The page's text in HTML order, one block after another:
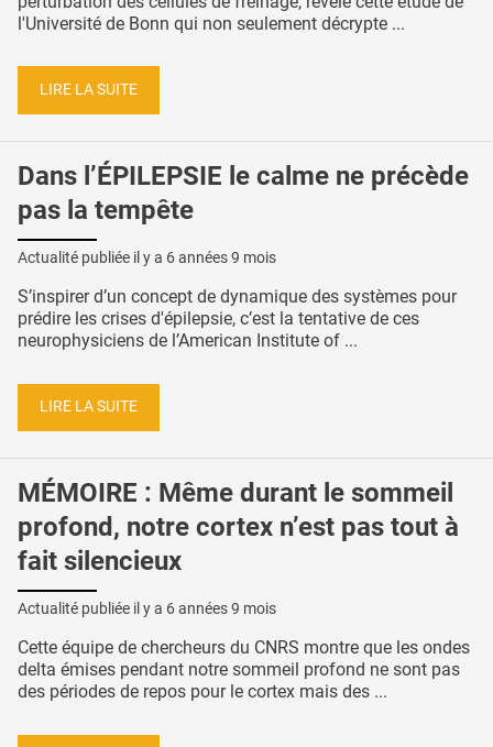
l'Université de Bonn qui non seulement décrypte ...
LIRE LA SUITE
Dans l’ÉPILEPSIE le calme ne précède
pas la tempête
Actualité publiée il y a 6 années 9 mois
S’inspirer d’un concept de dynamique des systèmes pour
prédire les crises d'épilepsie, c’est la tentative de ces
neurophysiciens de l’American Institute of ...
LIRE LA SUITE
MÉMOIRE : Même durant le sommeil
profond, notre cortex n’est pas tout à
fait silencieux
Actualité publiée il y a 6 années 9 mois
Cette équipe de chercheurs du CNRS montre que les ondes
delta émises pendant notre sommeil profond ne sont pas
des périodes de repos pour le cortex mais des ...